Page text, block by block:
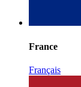
France
Français